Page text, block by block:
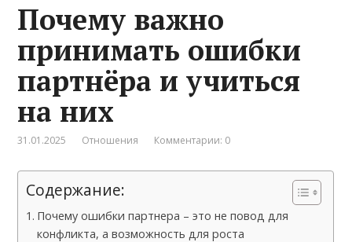
Почему важно
принимать ошибки
партнёра и учиться
на них
31.01.2025 Отношения Комментарии: 0
Содержание:
Почему ошибки партнера – это не повод для
конфликта, а возможность для роста